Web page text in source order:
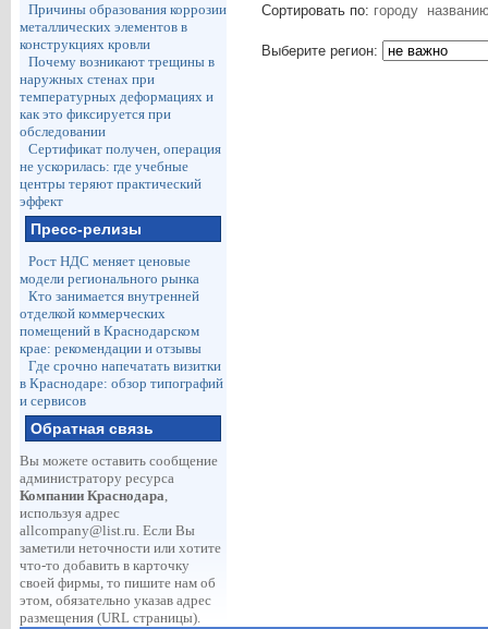
Причины образования коррозии
металлических элементов в
конструкциях кровли
Почему возникают трещины в
наружных стенах при
температурных деформациях и
как это фиксируется при
обследовании
Сертификат получен, операция
не ускорилась: где учебные
центры теряют практический
эффект
Пресс-релизы
Рост НДС меняет ценовые
модели регионального рынка
Кто занимается внутренней
отделкой коммерческих
помещений в Краснодарском
крае: рекомендации и отзывы
Где срочно напечатать визитки
в Краснодаре: обзор типографий
и сервисов
Обратная связь
Вы можете оставить сообщение
администратору ресурса
Компании Краснодара,
используя адрес
allcompany@list.ru. Если Вы
заметили неточности или хотите
что-то добавить в карточку
своей фирмы, то пишите нам об
этом, обязательно указав адрес
размещения (URL страницы).
Сортировать по: городу
Выберите регион: